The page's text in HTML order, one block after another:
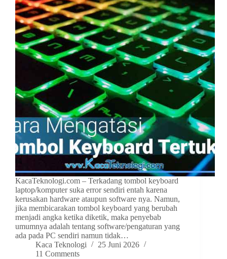
KacaTeknologi.com – Terkadang tombol keyboard
laptop/komputer suka error sendiri entah karena
kerusakan hardware ataupun software nya. Namun,
jika membicarakan tombol keyboard yang berubah
menjadi angka ketika diketik, maka penyebab
umumnya adalah tentang software/pengaturan yang
ada pada PC sendiri namun tidak…
Kaca Teknologi
25 Juni 2026
11 Comments